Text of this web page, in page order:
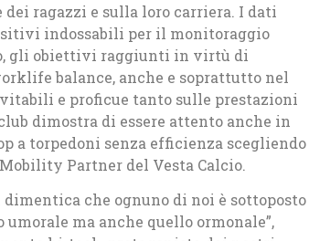
ragazzi e sulla loro carriera. I dati
indossabili per il monitoraggio
gli obiettivi raggiunti in virtù di
balance, anche e soprattutto nel
e proficue tanto sulle prestazioni
dimostra di essere attento anche in
a torpedoni senza efficienza scegliendo
Partner del Vesta Calcio.
che ognuno di noi è sottoposto
ma anche quello ormonale”,